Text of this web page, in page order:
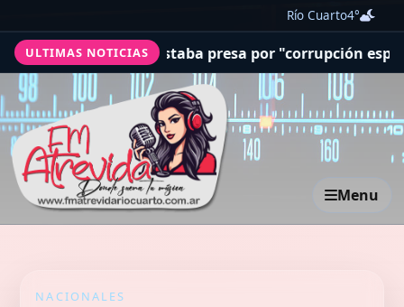
Río Cuarto4°
ULTIMAS NOTICIAS
estaba presa por "corrupción espiritual" San
Menu
NACIONALES